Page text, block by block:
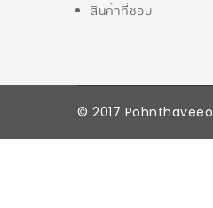
สินค้าที่ชอบ
© 2017